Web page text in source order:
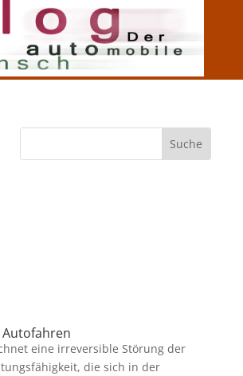
eine irreversible Störung der
die sich in der